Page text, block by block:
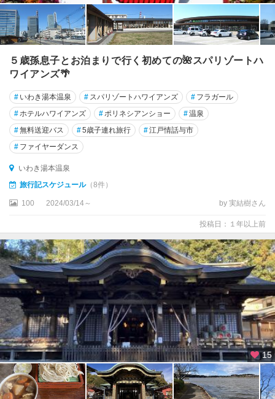
５歳孫息子とお泊まりで行く初めての🌺スパリゾートハ
ワイアンズ🌴
# いわき湯本温泉 # スパリゾートハワイアンズ # フラガール
# ホテルハワイアンズ # ポリネシアンショー #温泉
#無料送迎バス #5歳子連れ旅行 #江戸情話与市
# ファイヤーダンス
いわき湯本温泉
旅行記スケジュール（8件）
100 2024/03/14～ by 実結樹さん
投稿日：１年以上前
15